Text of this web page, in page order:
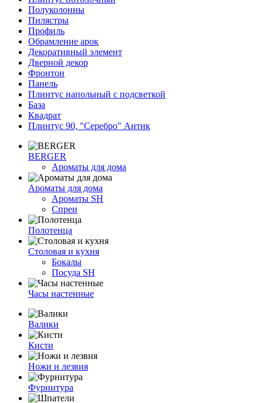
Полуколонны
Пилястры
Профиль
Обрамление арок
Декоративный элемент
Дверной декор
Фронтон
Панель
Плинтус напольный с подсветкой
База
Квадрат
Плинтус 90, "Серебро" Антик
BERGER
Ароматы для дома
Ароматы для дома
Ароматы SH
Спреи
Полотенца
Столовая и кухня
Бокалы
Посуда SH
Часы настенные
Валики
Кисти
Ножи и лезвия
Фурнитура